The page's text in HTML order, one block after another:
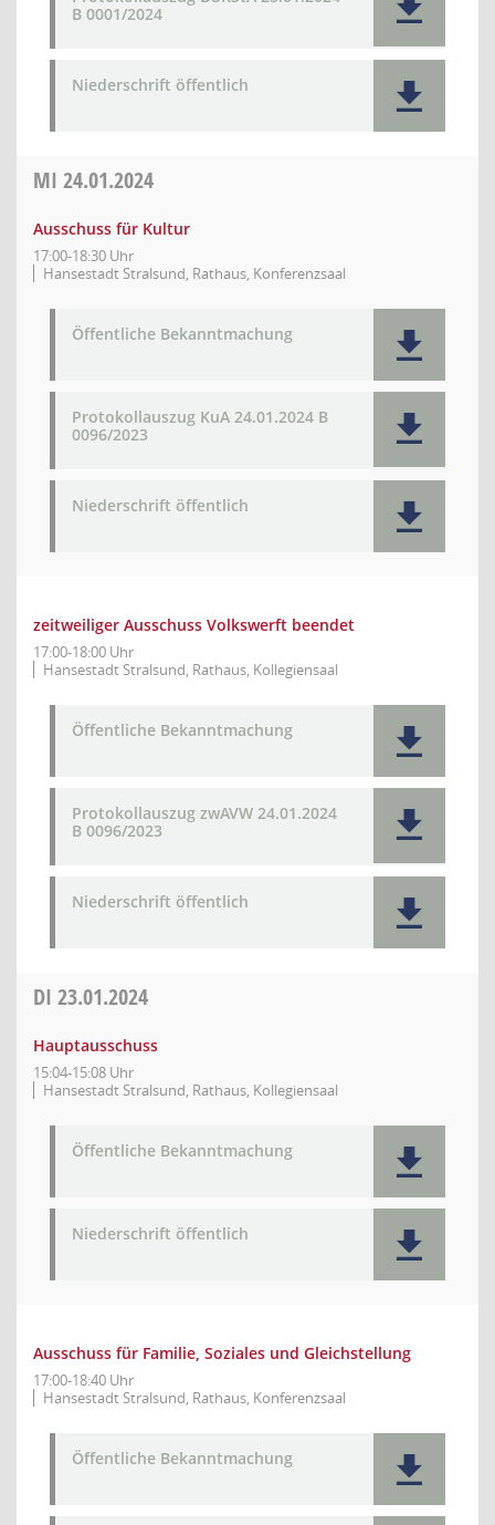
B 0001/2024
Niederschrift öffentlich
MI 24.01.2024
Ausschuss für Kultur
17:00-18:30 Uhr
Hansestadt Stralsund, Rathaus, Konferenzsaal
Öffentliche Bekanntmachung
Protokollauszug KuA 24.01.2024 B
0096/2023
Niederschrift öffentlich
zeitweiliger Ausschuss Volkswerft beendet
17:00-18:00 Uhr
Hansestadt Stralsund, Rathaus, Kollegiensaal
Öffentliche Bekanntmachung
Protokollauszug zwAVW 24.01.2024
B 0096/2023
Niederschrift öffentlich
DI 23.01.2024
Hauptausschuss
15:04-15:08 Uhr
Hansestadt Stralsund, Rathaus, Kollegiensaal
Öffentliche Bekanntmachung
Niederschrift öffentlich
Ausschuss für Familie, Soziales und Gleichstellung
17:00-18:40 Uhr
Hansestadt Stralsund, Rathaus, Konferenzsaal
Öffentliche Bekanntmachung